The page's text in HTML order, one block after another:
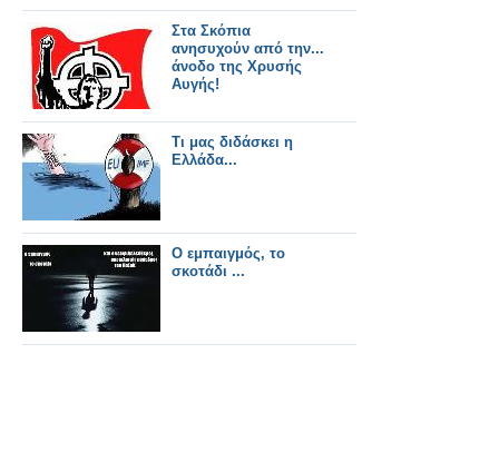
Στα Σκόπια
ανησυχούν από την...
άνοδο της Χρυσής
Αυγής!
Τι μας διδάσκει η
Ελλάδα...
Ο εμπαιγμός, το
σκοτάδι ...